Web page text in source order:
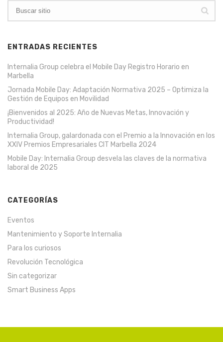
ENTRADAS RECIENTES
Internalia Group celebra el Mobile Day Registro Horario en
Marbella
Jornada Mobile Day: Adaptación Normativa 2025 – Optimiza la
Gestión de Equipos en Movilidad
¡Bienvenidos al 2025: Año de Nuevas Metas, Innovación y
Productividad!
Internalia Group, galardonada con el Premio a la Innovación en los
XXIV Premios Empresariales CIT Marbella 2024
Mobile Day: Internalia Group desvela las claves de la normativa
laboral de 2025
CATEGORÍAS
Eventos
Mantenimiento y Soporte Internalia
Para los curiosos
Revolución Tecnológica
Sin categorizar
Smart Business Apps